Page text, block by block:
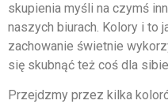
skupienia myśli na czymś
naszych biurach. Kolory i to
zachowanie świetnie
się skubnąć też coś dla
Przejdzmy przez kilka